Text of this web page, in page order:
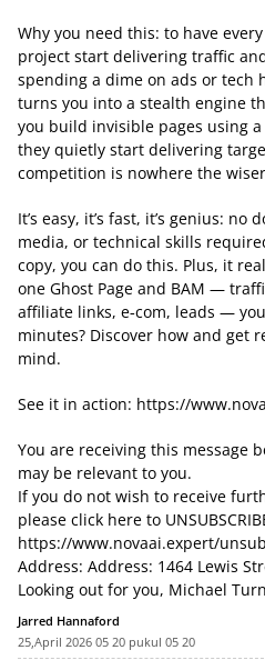
Why you need this: to have
project start delivering traffic
spending a dime on ads or tech
turns you into a stealth engine
you build invisible pages using a
they quietly start delivering
competition is nowhere the
It’s easy, it’s fast, it’s genius: no
media, or technical skills
copy, you can do this. Plus, it
one Ghost Page and BAM —
affiliate links, e‑com, leads —
minutes? Discover how and get
mind.
See it in action: https://
You are receiving this message
may be relevant to you.
If you do not wish to receive
please click here to
https://www.novaai.expert/
Address: Address: 1464 Lewis
Looking out for you, Michael
Jarred Hannaford
25,April 2026 05 20 pukul 05 20